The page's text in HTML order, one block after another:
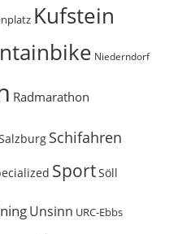
Kufstein
Niederndorf
Radmarathon
Schifahren
SportSöll
Unsinn URC-Ebbs